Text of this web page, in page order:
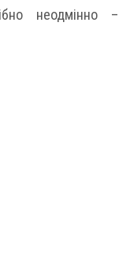
неодмінно –